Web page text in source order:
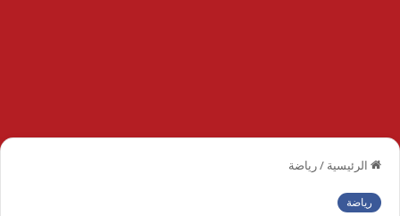
الرئيسية /رياضة
رياضة